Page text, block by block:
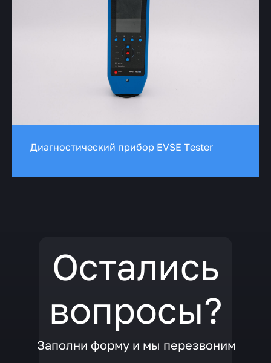
Диагностический прибор EVSE Tester
Остались
вопросы?
Заполни форму и мы перезвоним